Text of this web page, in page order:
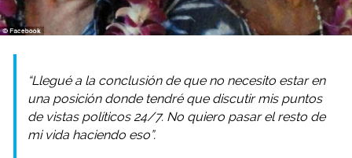
“Llegué a la conclusión de que no necesito estar en
una posición donde tendré que discutir mis puntos
de vistas políticos 24/7. No quiero pasar el resto de
mi vida haciendo eso”.